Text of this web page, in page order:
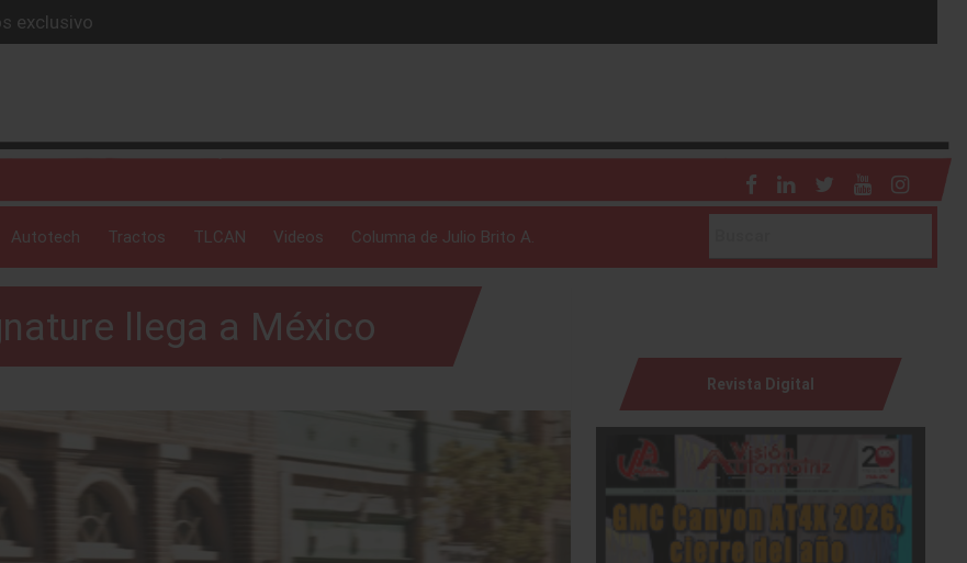
evoluciona
Peñafiel
en 2026
exclusivo
Autotech Tractos TLCAN Videos Columna de Julio Brito A.
llega a México
Revista Digital